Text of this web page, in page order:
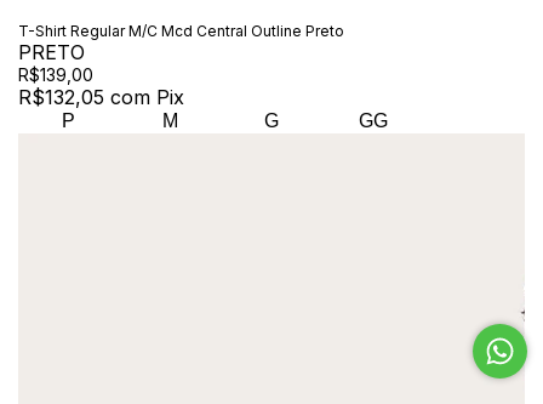
T-Shirt Regular M/C Mcd Central Outline Preto
PRETO
R$139,00
R$132,05 com Pix
P M G GG